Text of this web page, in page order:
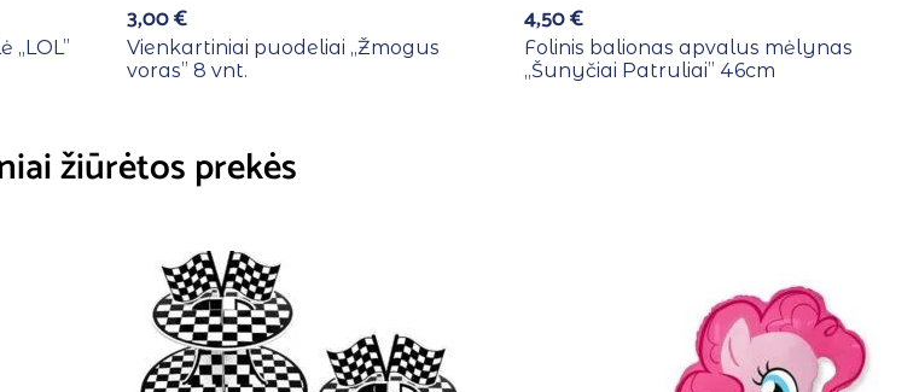
,,LOL”
3,00€
Vienkartiniai puodeliai ,,Žmogus
voras” 8 vnt.
4,50€
Folinis balionas apvalus mėlynas
,,Šunyčiai Patruliai” 46cm
žiūrėtos prekės